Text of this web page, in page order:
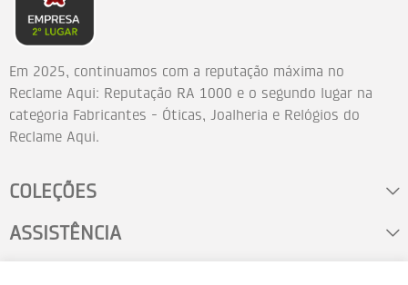
Em 2025, continuamos com a reputação máxima no
Reclame Aqui: Reputação RA 1000 e o segundo lugar na
categoria Fabricantes - Óticas, Joalheria e Relógios do
Reclame Aqui.
COLEÇÕES
ASSISTÊNCIA